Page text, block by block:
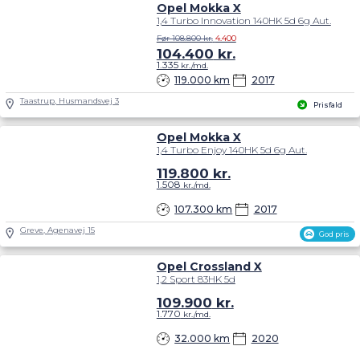
Prisfald
Opel Mokka X
1,4 Turbo Innovation 140HK 5d 6g Aut.
119.000 km 2017
Før 108.800 kr. 4.400
104.400 kr.
1.335kr./md.
Taastrup, Husmandsvej 3
God pris
Opel Mokka X
1,4 Turbo Enjoy 140HK 5d 6g Aut.
107.300 km 2017
119.800 kr.
1.508 kr./md.
Greve, Agenavej 15
Opel Crossland X
1,2 Sport 83HK 5d
32.000 km 2020
109.900 kr.
1.770 kr./md.